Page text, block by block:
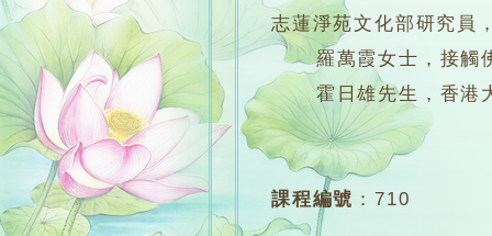
志蓮淨苑文化部研究員
羅萬霞女士，接觸佛
霍日雄先生，香港大
課程編號 ：710